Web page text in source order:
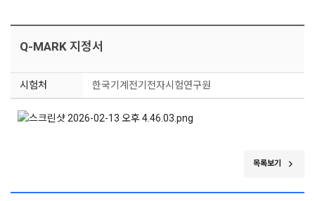
Q-MARK 지정서
시험처 한국기계전기전자시험연구원
목록보기